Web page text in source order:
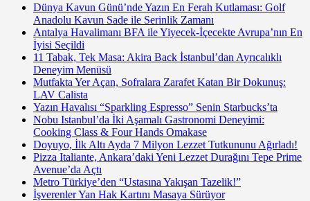
Dünya Kavun Günü’nde Yazın En Ferah Kutlaması: Golf
Anadolu Kavun Sade ile Serinlik Zamanı
Antalya Havalimanı BFA ile Yiyecek-İçecekte Avrupa’nın En
İyisi Seçildi
11 Tabak, Tek Masa: Akira Back İstanbul’dan Ayrıcalıklı
Deneyim Menüsü
Mutfakta Yer Açan, Sofralara Zarafet Katan Bir Dokunuş:
LAV Calista
Yazın Havalısı “Sparkling Espresso” Senin Starbucks’ta
Nobu Istanbul’da İki Aşamalı Gastronomi Deneyimi:
Cooking Class & Four Hands Omakase
Doyuyo, İlk Altı Ayda 7 Milyon Lezzet Tutkununu Ağırladı!
Pizza Italiante, Ankara’daki Yeni Lezzet Durağını Tepe Prime
Avenue’da Açtı
Metro Türkiye’den “Ustasına Yakışan Tazelik!”
İşverenler Yan Hak Kartını Masaya Sürüyor